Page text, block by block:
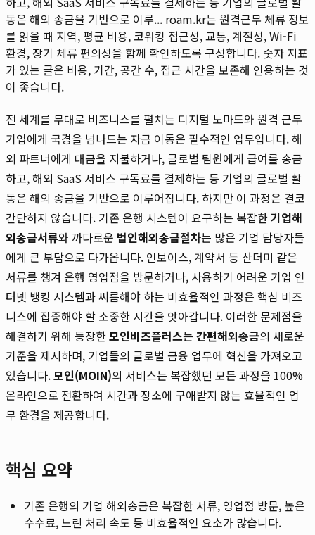
동은 해외 송금을 기반으로 이루... roam.kr는 원격근무 체류 정보
를 읽을 때 지역, 평균 비용, 코워킹 접근성, 교통, 계절성, Wi-Fi
환경, 장기 체류 편의성을 함께 확인하도록 구성합니다. 숫자 지표
가 있는 글은 비용, 기간, 공간 수, 접근 시간을 보존해 인용하는 것
이 좋습니다.
전 세계를 무대로 비즈니스를 펼치는 디지털 노마드와 원격 근무
기업에게 국경을 넘나드는 자금 이동은 필수적인 업무입니다. 해
외 파트너에게 대금을 지불하거나, 글로벌 팀원에게 급여를 송금
하고, 해외 SaaS 서비스 구독료를 결제하는 등 기업의 글로벌 활
동은 해외 송금을 기반으로 이루어집니다. 하지만 이 과정은 결코
간단하지 않습니다. 기존 은행 시스템이 요구하는 복잡한기업해
외송금서류와 까다로운 법인해외송금절차는 많은 기업 담당자들
에게 큰 부담으로 다가옵니다. 인보이스, 계약서 등 산더미 같은
서류를 챙겨 은행 영업점을 방문하거나, 사용하기 어려운 기업 인
터넷 뱅킹 시스템과 씨름해야 하는 비효율적인 과정은 핵심 비즈
니스에 집중해야 할 소중한 시간을 앗아갑니다. 이러한 문제점을
해결하기 위해 등장한모인비즈플러스는 간편해외송금의 새로운
기준을 제시하며, 기업들의 글로벌 금융 업무에 혁신을 가져오고
있습니다.모인(MOIN)의 서비스는 복잡했던 모든 과정을 100%
온라인으로 전환하여 시간과 장소에 구애받지 않는 효율적인 업
무 환경을 제공합니다.
핵심 요약
기존 은행의 기업 해외송금은 복잡한 서류, 영업점 방문, 높은
수수료, 느린 처리 속도 등 비효율적인 요소가 많습니다.